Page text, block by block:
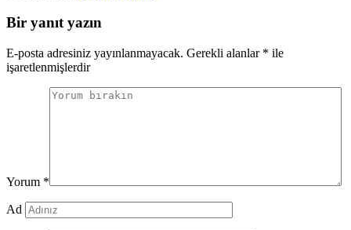
Bir yanıt yazın
E-posta adresiniz yayınlanmayacak. Gerekli alanlar * ile
işaretlenmişlerdir
Yorum *
Ad